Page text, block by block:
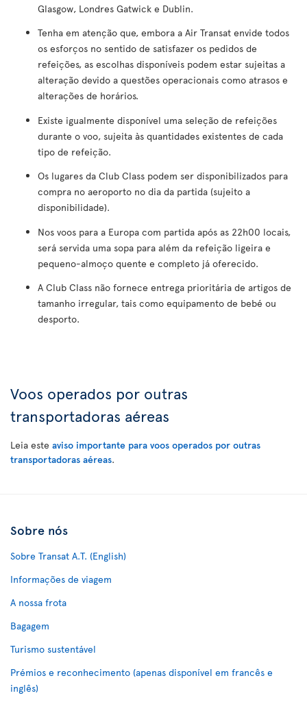
Glasgow, Londres Gatwick e Dublin.
Tenha em atenção que, embora a Air Transat envide todos
os esforços no sentido de satisfazer os pedidos de
refeições, as escolhas disponíveis podem estar sujeitas a
alteração devido a questões operacionais como atrasos e
alterações de horários.
Existe igualmente disponível uma seleção de refeições
durante o voo, sujeita às quantidades existentes de cada
tipo de refeição.
Os lugares da Club Class podem ser disponibilizados para
compra no aeroporto no dia da partida (sujeito a
disponibilidade).
Nos voos para a Europa com partida após as 22h00 locais,
será servida uma sopa para além da refeição ligeira e
pequeno-almoço quente e completo já oferecido.
A Club Class não fornece entrega prioritária de artigos de
tamanho irregular, tais como equipamento de bebé ou
desporto.
Voos operados por outras
transportadoras aéreas
Leia este aviso importante para voos operados por outras
transportadoras aéreas.
Sobre nós
Sobre Transat A.T. (English)
Informações de viagem
A nossa frota
Bagagem
Turismo sustentável
Prémios e reconhecimento (apenas disponível em francês e
inglês)